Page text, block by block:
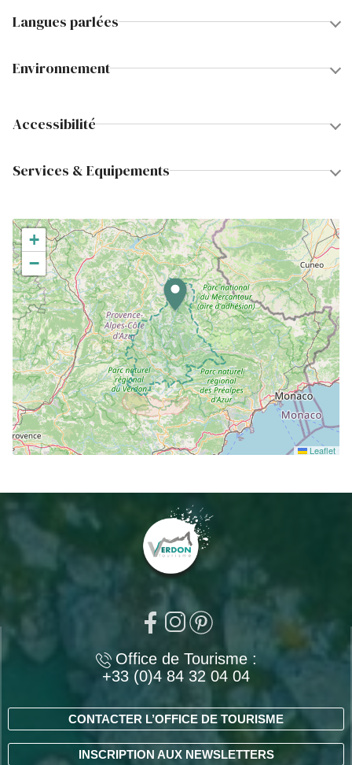
Langues parlées
Environnement
Accessibilité
Services & Equipements
+
−
Leaflet
Office de Tourisme :
+33 (0)4 84 32 04 04
CONTACTER L’OFFICE DE TOURISME
INSCRIPTION AUX NEWSLETTERS